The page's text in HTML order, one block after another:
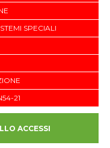
SPECIALI
21
ACCESSI